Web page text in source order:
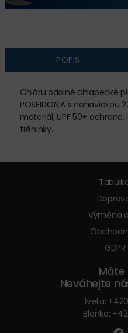
POPIS
Chlóru odolné chlapecké
POSEIDONIA s
materiál, UPF 50+
tréninky.
Výměna
Neváhejte
Iveta:
Blanka: